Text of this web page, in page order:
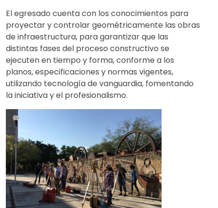
El egresado cuenta con los conocimientos para
proyectar y controlar geométricamente las obras
de infraestructura, para garantizar que las
distintas fases del proceso constructivo se
ejecuten en tiempo y forma, conforme a los
planos, especificaciones y normas vigentes,
utilizando tecnología de vanguardia, fomentando
la iniciativa y el profesionalismo.